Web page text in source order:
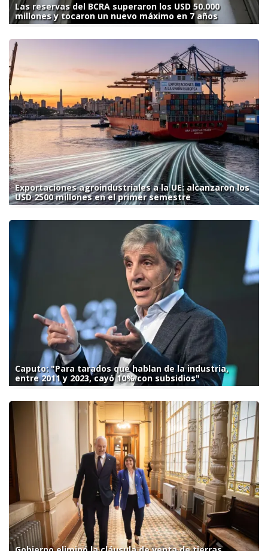
Las reservas del BCRA superaron los USD 50.000
millones y tocaron un nuevo máximo en 7 años
Exportaciones agroindustriales a la UE: alcanzaron los
USD 2500 millones en el primer semestre
Caputo: "Para tarados que hablan de la industria,
entre 2011 y 2023, cayó 10% con subsidios"